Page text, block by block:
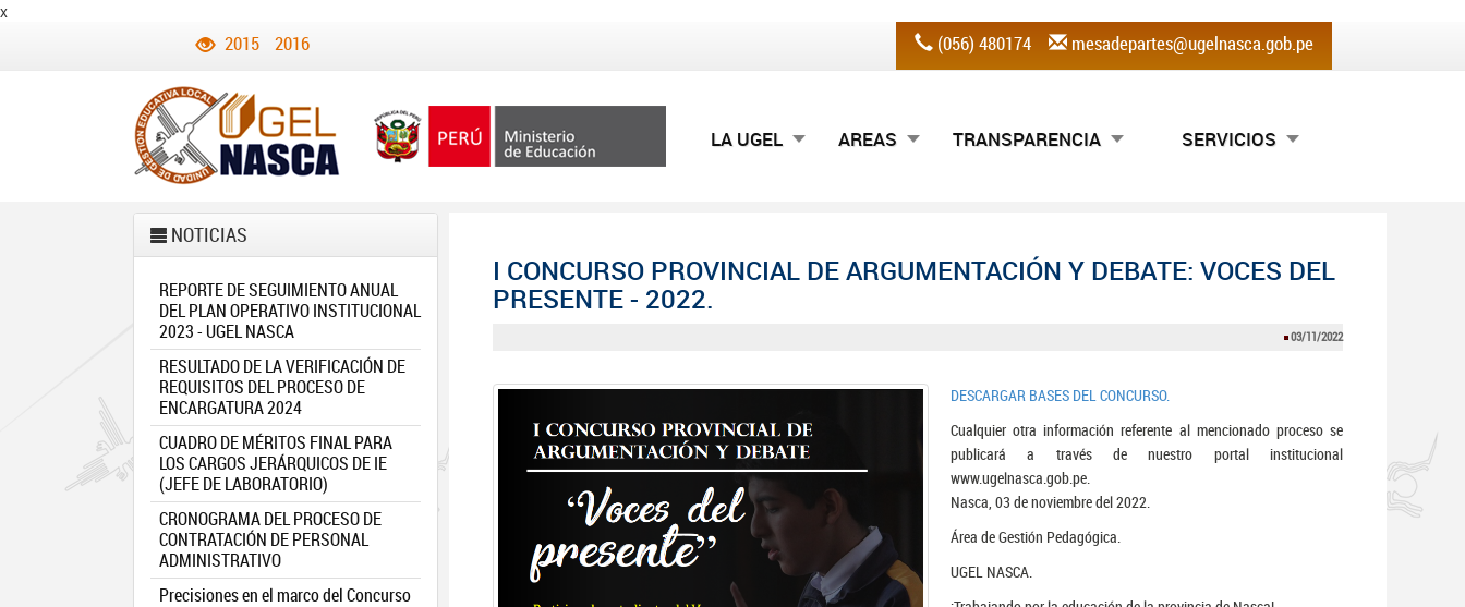
x
2015 2016 (056) 480174 mesadepartes@ugelnasca.gob.pe
LA UGEL AREAS TRANSPARENCIA SERVICIOS
NOTICIAS
REPORTE DE SEGUIMIENTO ANUAL
DEL PLAN OPERATIVO INSTITUCIONAL
2023 - UGEL NASCA
RESULTADO DE LA VERIFICACIÓN DE
REQUISITOS DEL PROCESO DE
ENCARGATURA 2024
CUADRO DE MÉRITOS FINAL PARA
LOS CARGOS JERÁRQUICOS DE IE
(JEFE DE LABORATORIO)
CRONOGRAMA DEL PROCESO DE
CONTRATACIÓN DE PERSONAL
ADMINISTRATIVO
Precisiones en el marco del Concurso
I CONCURSO PROVINCIAL DE ARGUMENTACIÓN Y DEBATE: VOCES DEL
PRESENTE - 2022.
03/11/2022
DESCARGAR BASES DEL CONCURSO.
Cualquier otra información referente al mencionado proceso se
publicará a través de nuestro portal institucional
www.ugelnasca.gob.pe.
Nasca, 03 de noviembre del 2022.
Área de Gestión Pedagógica.
UGEL NASCA.